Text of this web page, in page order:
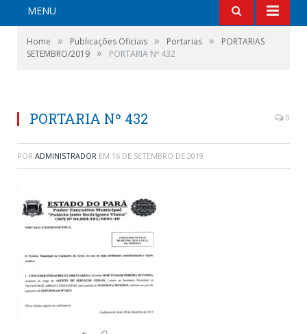
MENU
Home » Publicações Oficiais » Portarias »
PORTARIAS
SETEMBRO/2019 » PORTARIA Nº 432
PORTARIA Nº 432 0
POR ADMINISTRADOR EM 16 DE SETEMBRO DE 2019